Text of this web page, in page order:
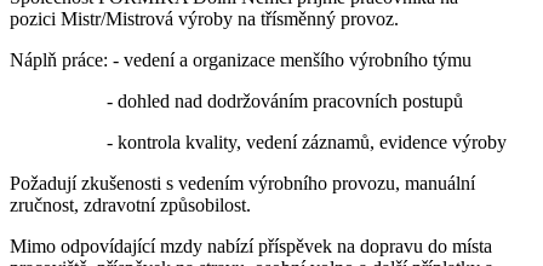
pozici Mistr/Mistrová výroby na třísměnný provoz.
Náplň práce: - vedení a organizace menšího výrobního týmu
- dohled nad dodržováním pracovních postupů
- kontrola kvality, vedení záznamů, evidence výroby
Požadují zkušenosti s vedením výrobního provozu, manuální
zručnost, zdravotní způsobilost.
Mimo odpovídající mzdy nabízí příspěvek na dopravu do místa